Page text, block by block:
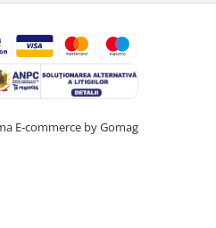
E-commerce by Gomag